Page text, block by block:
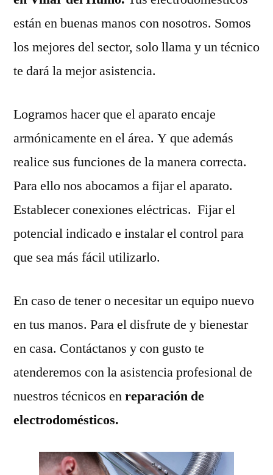
están en buenas manos con nosotros. Somos
los mejores del sector, solo llama y un técnico
te dará la mejor asistencia.
Logramos hacer que el aparato encaje
armónicamente en el área. Y que además
realice sus funciones de la manera correcta.
Para ello nos abocamos a fijar el aparato.
Establecer conexiones eléctricas. Fijar el
potencial indicado e instalar el control para
que sea más fácil utilizarlo.
En caso de tener o necesitar un equipo nuevo
en tus manos. Para el disfrute de y bienestar
en casa. Contáctanos y con gusto te
atenderemos con la asistencia profesional de
nuestros técnicos enreparación de
electrodomésticos.